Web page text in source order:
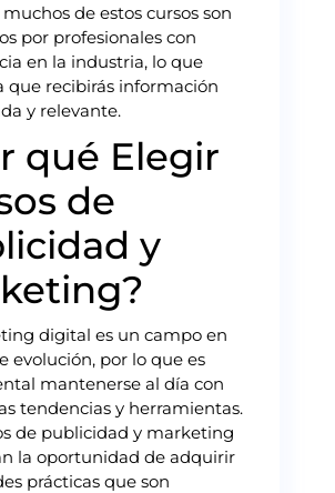
de estos cursos son
por profesionales con
en la industria, lo que
que recibirás información
y relevante.
qué Elegir
de
y
digital es un campo en
evolución, por lo que es
mantenerse al día con
tendencias y herramientas.
de publicidad y marketing
la oportunidad de adquirir
prácticas que son